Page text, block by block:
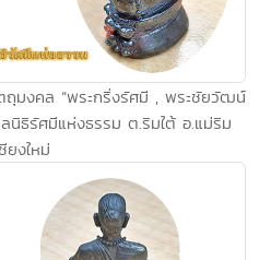
มงคล “พระกริ่งรัศมี , พระชัยวัฒน์
ธิรัศมีแห่งธรรม ต.ริมใต้ อ.แม่ริม
ยงใหม่